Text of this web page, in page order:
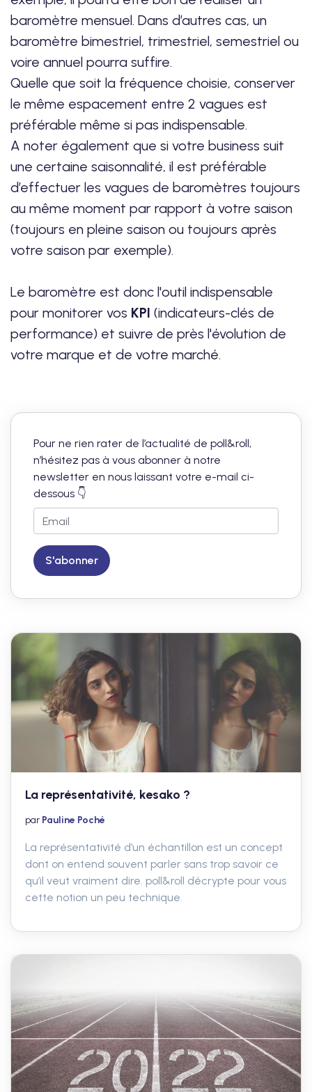
baromètre mensuel. Dans d’autres cas, un
baromètre bimestriel, trimestriel, semestriel ou
voire annuel pourra suffire.
Quelle que soit la fréquence choisie, conserver
le même espacement entre 2 vagues est
préférable même si pas indispensable.
A noter également que si votre business suit
une certaine saisonnalité, il est préférable
d’effectuer les vagues de baromètres toujours
au même moment par rapport à votre saison
(toujours en pleine saison ou toujours après
votre saison par exemple).
Le baromètre est donc l'outil indispensable
pour monitorer vos KPI (indicateurs-clés de
performance) et suivre de près l'évolution de
votre marque et de votre marché.
Pour ne rien rater de l’actualité de poll&roll,
n’hésitez pas à vous abonner à notre
newsletter en nous laissant votre e-mail ci-
dessous 👇
La représentativité, kesako ?
par Pauline Poché
La représentativité d’un échantillon est un concept
dont on entend souvent parler sans trop savoir ce
qu’il veut vraiment dire. poll&roll décrypte pour vous
cette notion un peu technique.